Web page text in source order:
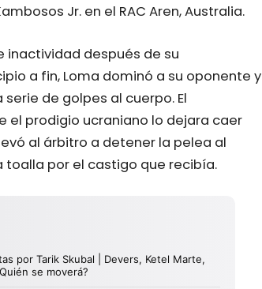
Jr. en el RAC Aren, Australia.
inactividad después de su
a fin, Loma dominó a su oponente y
de golpes al cuerpo. El
el prodigio ucraniano lo dejara caer
al árbitro a detener la pelea al
toalla por el castigo que recibía.